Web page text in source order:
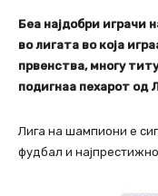
Беа најдобри играчи
во лигата во која
првенства, многу
подигнаа пехарот од
Лига на шампиони е
фудбал и